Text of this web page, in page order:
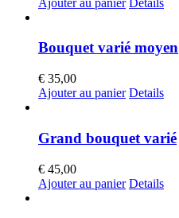
Bouquet varié moyen
€ 35,00
Ajouter au panier Details
Grand bouquet varié
€ 45,00
Ajouter au panier Details